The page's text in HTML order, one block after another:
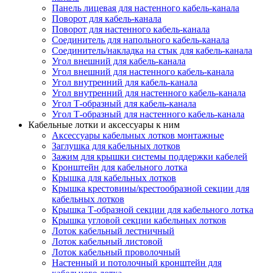
Панель лицевая для настенного кабель-канала
Поворот для кабель-канала
Поворот для настенного кабель-канала
Соединитель для напольного кабель-канала
Соединитель/накладка на стык для кабель-канала
Угол внешний для кабель-канала
Угол внешний для настенного кабель-канала
Угол внутренний для кабель-канала
Угол внутренний для настенного кабель-канала
Угол Т-образный для кабель-канала
Угол Т-образный для настенного кабель-канала
Кабельные лотки и аксессуары к ним
Аксессуары кабельных лотков монтажные
Заглушка для кабельных лотков
Зажим для крышки системы поддержки кабелей
Кронштейн для кабельного лотка
Крышка для кабельных лотков
Крышка крестовины/крестообразной секции для
кабельных лотков
Крышка Т-образной секции для кабельного лотка
Крышка угловой секции кабельных лотков
Лоток кабельный лестничный
Лоток кабельный листовой
Лоток кабельный проволочный
Настенный и потолочный кронштейн для